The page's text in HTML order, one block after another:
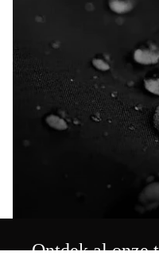
Ontdek al onze